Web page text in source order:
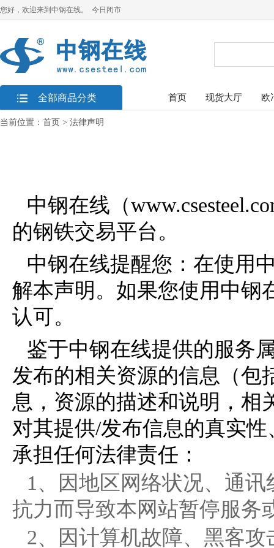
您好，欢迎来到中钢在线。 今日闭市
全部商品分类 首页 现货大厅 欧
当前位置： 首页 > 法律声明
中钢在线（
的钢铁交易平台。
中钢在线提醒您：在使用
解本声明。如果您使用中钢
认可。
鉴于中钢在线提供的服务
发布的相关资源的信息（包
息，资源的描述和说明，相
对其提供/发布信息的真实
承担任何法律责任：
1、因地区网络状况、通
抗力而导致本网站暂停服务
2、因计算机故障、黑客